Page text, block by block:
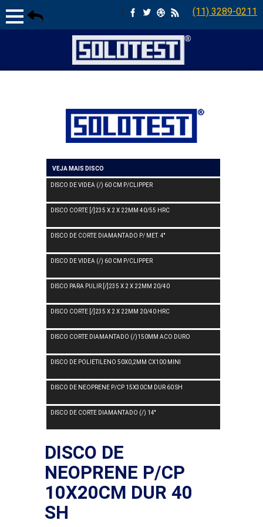
| (11) 3289-0211
VEJA MAIS DISCO
DISCO DE VIDEA (/) 60 CM P/CLIPPER
DISCO CORTE [/]235 X 2 X 22MM 40/55 HRC
DISCO DE CORTE DIAMANTADO P/ MET. 4''
DISCO DE VIDEA (/) 60 CM P/CLIPPER
DISCO PARA PULIR [/]235 X 2 X 22MM 20/40
DISCO CORTE [/]235 X 2 X 22MM 20/40 HRC
DISCO CORTE DIAMANTADO (/)150MM ACO DURO
DISCO DE POLIETILENO 50X0,2MM CX100 MINI
DISCO DE NEOPRENE P/CP 15X30CM DUR 60 SH
DISCO DE CORTE DIAMANTADO (/) 14''
DISCO DE
NEOPRENE P/CP
10X20CM DUR 40
SH